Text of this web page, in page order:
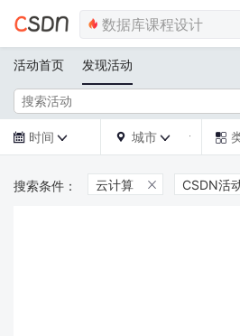
活动首页 发现活动
 时间   城市  
云计算  CSDN活